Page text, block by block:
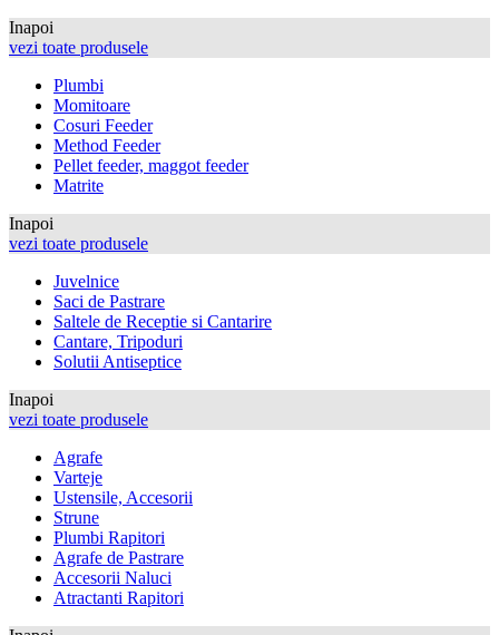
Inapoi
vezi toate produsele
Plumbi
Momitoare
Cosuri Feeder
Method Feeder
Pellet feeder, maggot feeder
Matrite
Inapoi
vezi toate produsele
Juvelnice
Saci de Pastrare
Saltele de Receptie si Cantarire
Cantare, Tripoduri
Solutii Antiseptice
Inapoi
vezi toate produsele
Agrafe
Varteje
Ustensile, Accesorii
Strune
Plumbi Rapitori
Agrafe de Pastrare
Accesorii Naluci
Atractanti Rapitori